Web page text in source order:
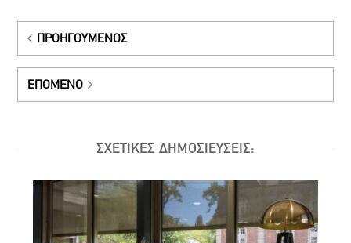
ΠΡΟΗΓΟΎΜΕΝΟΣ
ΕΠΌΜΕΝΟ
ΣΧΕΤΙΚΕΣ ΔΗΜΟΣΙΕΥΣΕΙΣ: